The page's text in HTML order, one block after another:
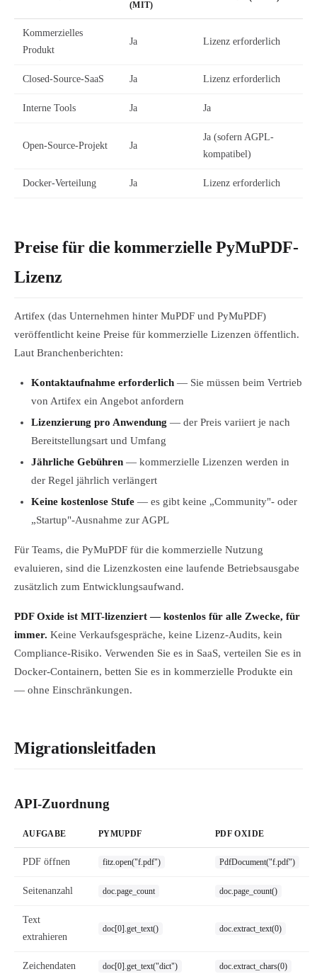
(MIT)
Kommerzielles
Produkt
Ja Lizenz erforderlich
Closed-Source-SaaS Ja Lizenz erforderlich
Interne Tools Ja Ja
Open-Source-Projekt Ja
Ja (sofern AGPL-
kompatibel)
Docker-Verteilung Ja Lizenz erforderlich
Preise für die kommerzielle PyMuPDF-
Lizenz
Artifex (das Unternehmen hinter MuPDF und PyMuPDF)
veröffentlicht keine Preise für kommerzielle Lizenzen öffentlich.
Laut Branchenberichten:
Kontaktaufnahme erforderlich — Sie müssen beim Vertrieb
von Artifex ein Angebot anfordern
Lizenzierung pro Anwendung — der Preis variiert je nach
Bereitstellungsart und Umfang
Jährliche Gebühren — kommerzielle Lizenzen werden in
der Regel jährlich verlängert
Keine kostenlose Stufe — es gibt keine „Community"- oder
„Startup"-Ausnahme zur AGPL
Für Teams, die PyMuPDF für die kommerzielle Nutzung
evaluieren, sind die Lizenzkosten eine laufende Betriebsausgabe
zusätzlich zum Entwicklungsaufwand.
PDF Oxide ist MIT-lizenziert — kostenlos für alle Zwecke, für
immer. Keine Verkaufsgespräche, keine Lizenz-Audits, kein
Compliance-Risiko. Verwenden Sie es in SaaS, verteilen Sie es in
Docker-Containern, betten Sie es in kommerzielle Produkte ein
— ohne Einschränkungen.
Migrationsleitfaden
API-Zuordnung
AUFGABE PYMUPDF PDF OXIDE
PDF öffnen fitz.open("f.pdf") PdfDocument("f.pdf")
Seitenanzahl doc.page_count doc.page_count()
Text
extrahieren
doc[0].get_text() doc.extract_text(0)
Zeichendaten doc[0].get_text("dict") doc.extract_chars(0)